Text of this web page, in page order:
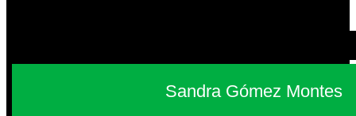
Sandra Gómez Montes